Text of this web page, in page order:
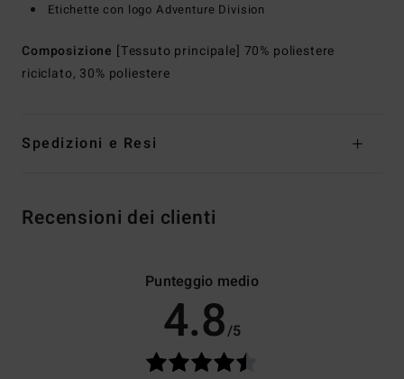
Etichette con logo Adventure Division
Composizione [Tessuto principale] 70% poliestere
riciclato, 30% poliestere
Spedizioni e Resi
Recensioni dei clienti
Punteggio medio
4.8/5